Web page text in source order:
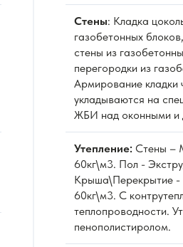
Стены: Кладка
газобетонных
стены из
перегородки из
Армирование кладки
укладываются на
ЖБИ над оконными и
Утепление: Стены –
60кг\м3. Пол -
Крыша\Перекрытие -
60кг\м3. С
теплопроводности.
пенополистиролом.